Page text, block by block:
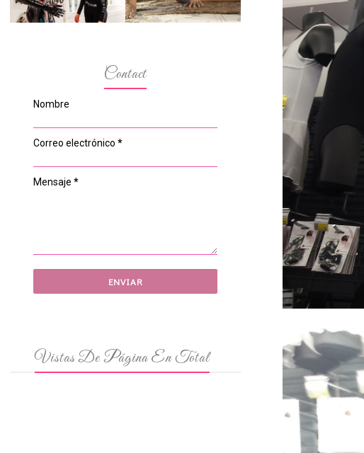
Contact
Nombre
Correo electrónico *
Mensaje *
Vistas De Página En Total